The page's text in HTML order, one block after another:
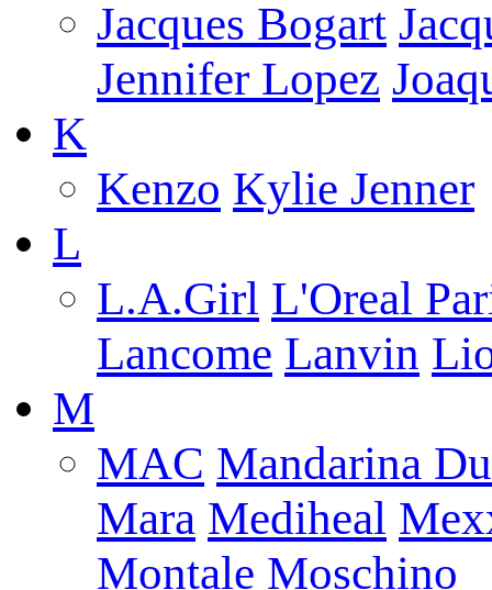
Jacques Bogart
Jennifer Lopez
K
Kenzo Kylie Jenner
L
L.A.Girl L'Oreal
Lancome Lanvin
M
MAC Mandarina
Mara Mediheal
Montale Moschino